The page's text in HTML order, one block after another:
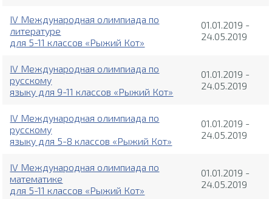
IV Международная олимпиада по
литературе
для 5-11 классов «Рыжий Кот»
01.01.2019 -
24.05.2019
IV Международная олимпиада по
русскому
языку для 9-11 классов «Рыжий Кот»
01.01.2019 -
24.05.2019
IV Международная олимпиада по
русскому
языку для 5-8 классов «Рыжий Кот»
01.01.2019 -
24.05.2019
IV Международная олимпиада по
математике
для 5-11 классов «Рыжий Кот»
01.01.2019 -
24.05.2019